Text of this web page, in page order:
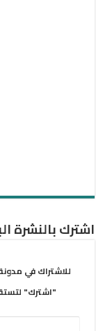
اشترك بالنشرة
للاشتراك في
"اشترك"